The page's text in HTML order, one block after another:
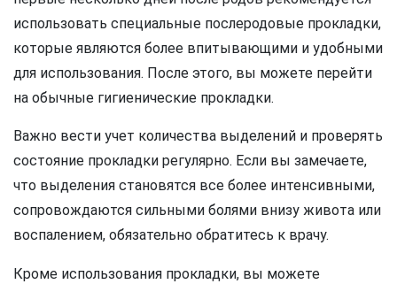
использовать специальные послеродовые прокладки,
которые являются более впитывающими и удобными
для использования. После этого, вы можете перейти
на обычные гигиенические прокладки.
Важно вести учет количества выделений и проверять
состояние прокладки регулярно. Если вы замечаете,
что выделения становятся все более интенсивными,
сопровождаются сильными болями внизу живота или
воспалением, обязательно обратитесь к врачу.
Кроме использования прокладки, вы можете